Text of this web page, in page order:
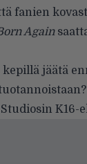
fanien
Again
jäätä
K16-